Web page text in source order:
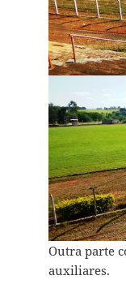
Outra parte
auxiliares.